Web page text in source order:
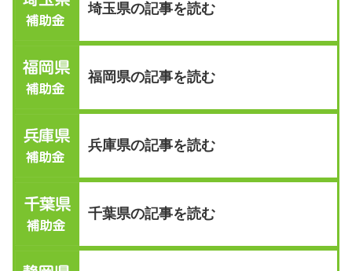
埼玉県の記事を読む
福岡県の記事を読む
兵庫県の記事を読む
千葉県の記事を読む